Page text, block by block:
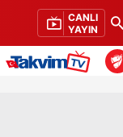
CANLI
YAYIN